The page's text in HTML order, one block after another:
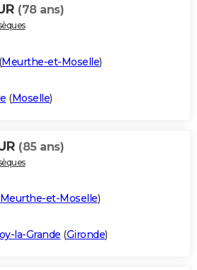
(78 ans)
Meurthe-et-Moselle)
(Moselle)
(85 ans)
Meurthe-et-Moselle)
la-Grande (Gironde)